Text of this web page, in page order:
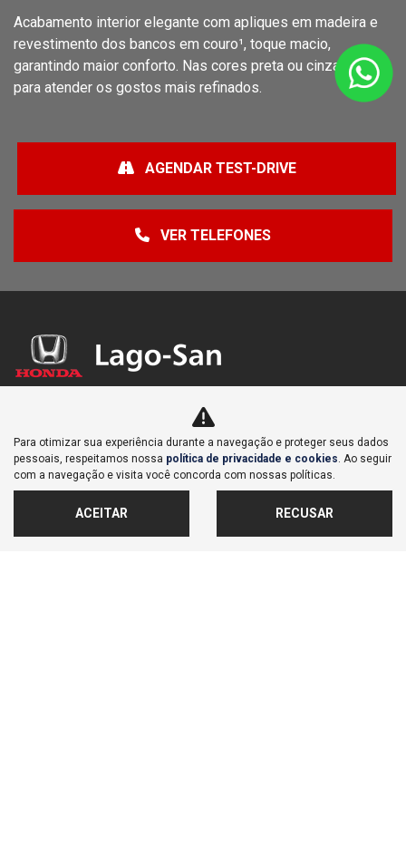
Acabamento interior elegante com apliques em madeira e
revestimento dos bancos em couro¹, toque macio,
garantindo maior conforto. Nas cores preta ou cinza claro,
para atender os gostos mais refinados.
VER TELEFONES
AGENDAR TEST-DRIVE
MAPA DO SITE
POLÍTICA DE PRIVACIDADE E COOKIES
Para otimizar sua experiência durante a navegação e proteger seus dados
pessoais, respeitamos nossa política de privacidade e cookies. Ao seguir
com a navegação e visita você concorda com nossas políticas.
ACEITAR RECUSAR